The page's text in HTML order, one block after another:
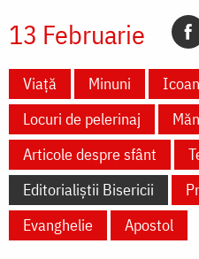
13 Februarie
Viață Minuni
Locuri de pelerinaj
Articole despre sfânt
Editorialiștii Bisericii
Evanghelie
Apostol